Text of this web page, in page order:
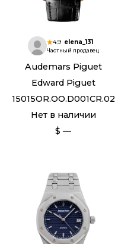
4.9 elena_131
Частный продавец
Audemars Piguet
Edward Piguet
15015OR.OO.D001CR.02
Нет в наличии
$ —